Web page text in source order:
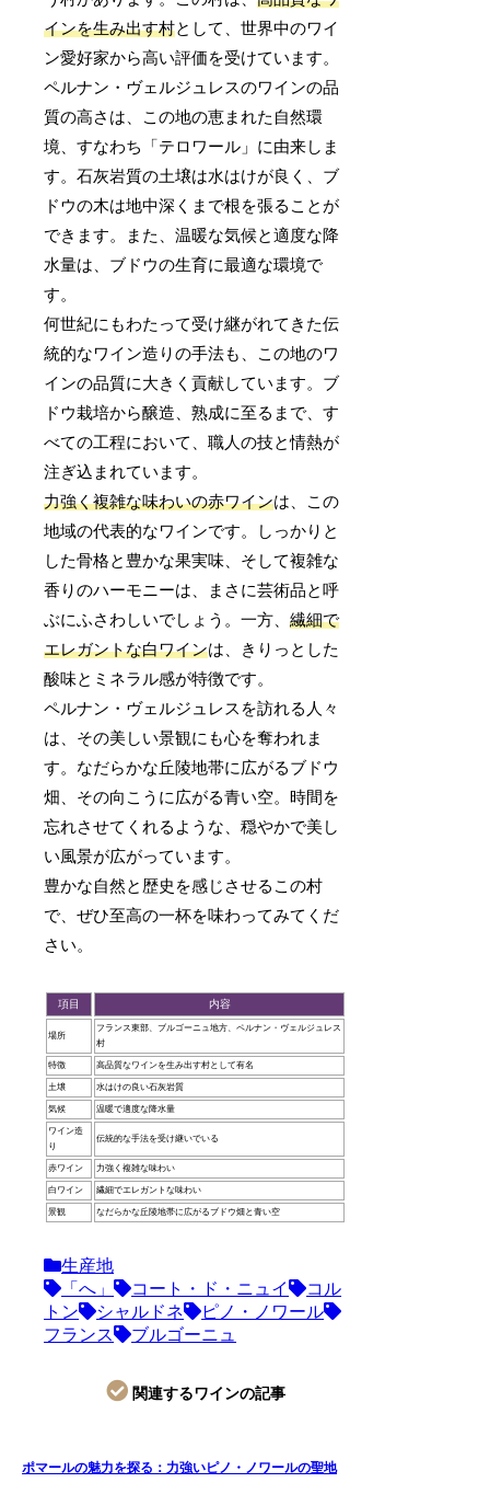
インを生み出す村として、世界中のワイ
ン愛好家から高い評価を受けています。
ペルナン・ヴェルジュレスのワインの品
質の高さは、この地の恵まれた自然環
境、すなわち「テロワール」に由来しま
す。石灰岩質の土壌は水はけが良く、ブ
ドウの木は地中深くまで根を張ることが
できます。また、温暖な気候と適度な降
水量は、ブドウの生育に最適な環境で
す。
何世紀にもわたって受け継がれてきた伝
統的なワイン造りの手法も、この地のワ
インの品質に大きく貢献しています。ブ
ドウ栽培から醸造、熟成に至るまで、す
べての工程において、職人の技と情熱が
注ぎ込まれています。
力強く複雑な味わいの赤ワインは、この
地域の代表的なワインです。しっかりと
した骨格と豊かな果実味、そして複雑な
香りのハーモニーは、まさに芸術品と呼
ぶにふさわしいでしょう。一方、繊細で
エレガントな白ワインは、きりっとした
酸味とミネラル感が特徴です。
ペルナン・ヴェルジュレスを訪れる人々
は、その美しい景観にも心を奪われま
す。なだらかな丘陵地帯に広がるブドウ
畑、その向こうに広がる青い空。時間を
忘れさせてくれるような、穏やかで美し
い風景が広がっています。
豊かな自然と歴史を感じさせるこの村
で、ぜひ至高の一杯を味わってみてくだ
さい。
項目 内容
場所
フランス東部、ブルゴーニュ地方、ペルナン・ヴェルジュレス
村
特徴 高品質なワインを生み出す村として有名
土壌 水はけの良い石灰岩質
気候 温暖で適度な降水量
ワイン造
り
伝統的な手法を受け継いでいる
赤ワイン 力強く複雑な味わい
白ワイン 繊細でエレガントな味わい
景観 なだらかな丘陵地帯に広がるブドウ畑と青い空
生産地
「へ」
コート・ド・ニュイ
コル
トン
シャルドネ
ピノ・ノワール
フランス
ブルゴーニュ
関連するワインの記事
ポマールの魅力を探る：力強いピノ・ノワールの聖地